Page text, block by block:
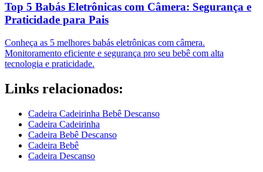
Top 5 Babás Eletrônicas com Câmera: Segurança e
Praticidade para Pais
Conheça as 5 melhores babás eletrônicas com câmera.
Monitoramento eficiente e segurança pro seu bebê com alta
tecnologia e praticidade.
Links relacionados:
Cadeira Cadeirinha Bebê Descanso
Cadeira Cadeirinha
Cadeira Bebê Descanso
Cadeira Bebê
Cadeira Descanso